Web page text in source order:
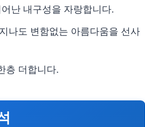
난 내구성을 자랑합니다.
나도 변함없는 아름다움을 선사
층 더합니다.